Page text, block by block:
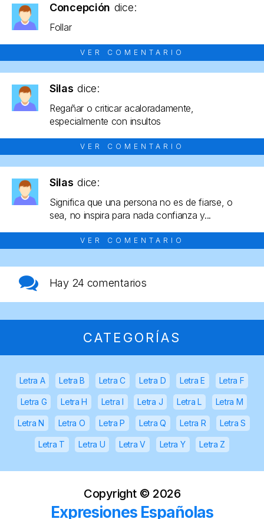
Concepción dice:
Follar
VER COMENTARIO
Silas dice:
Regañar o criticar acaloradamente,
especialmente con insultos
VER COMENTARIO
Silas dice:
Significa que una persona no es de fiarse, o
sea, no inspira para nada confianza y...
VER COMENTARIO
Hay 24 comentarios
CATEGORÍAS
Letra A Letra B Letra C Letra D Letra E Letra F
Letra G Letra H Letra I Letra J Letra L Letra M
Letra N Letra O Letra P Letra Q Letra R Letra S
Letra T Letra U Letra V Letra Y Letra Z
Copyright © 2026
Expresiones Españolas